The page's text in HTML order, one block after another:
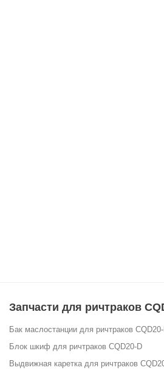
Запчасти для ричтраков
Бак маслостанции для ричтраков
Блок шкиф для ричтраков CQD20-D
Выдвижная каретка для ричтраков